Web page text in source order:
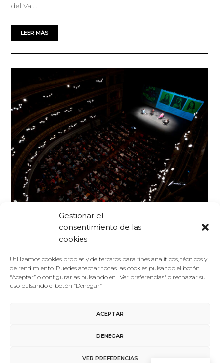
Gestionar el
consentimiento de las
cookies
Utilizamos cookies propias y de terceros para fines analíticos, técnicos y
de rendimiento. Puedes aceptar todas las cookies pulsando el botón
“Aceptar” o configurarlas pulsando en "Ver preferencias" o rechazar su
uso pulsando el botón “Denegar”
ACEPTAR
DENEGAR
VER PREFERENCIAS
del Val…
LEER MÁS
09/12/2025
Joaquín Reyes
El Foro de la Cultura celebrará su novena edición del 19 al
22 de febrero de 2026 en Valladolid bajo…